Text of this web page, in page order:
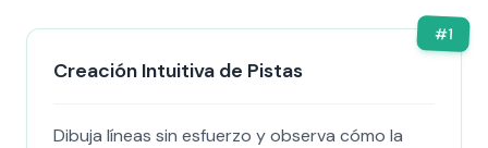
#1
Creación Intuitiva de Pistas
Dibuja líneas sin esfuerzo y observa cómo la